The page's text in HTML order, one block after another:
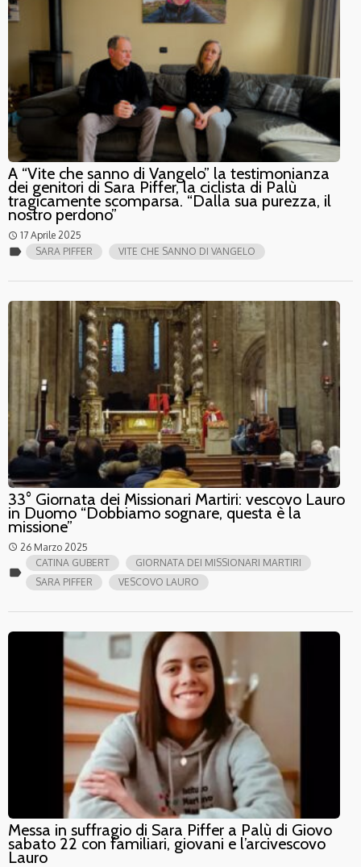
A “Vite che sanno di Vangelo” la testimonianza
dei genitori di Sara Piffer, la ciclista di Palù
tragicamente scomparsa. “Dalla sua purezza, il
nostro perdono”
access_time 17 Aprile 2025
label SARA PIFFER VITE CHE SANNO DI VANGELO
33° Giornata dei Missionari Martiri: vescovo Lauro
in Duomo “Dobbiamo sognare, questa è la
missione”
access_time 26 Marzo 2025
label
CATINA GUBERT
GIORNATA DEI MISSIONARI MARTIRI
SARA PIFFER
VESCOVO LAURO
Messa in suffragio di Sara Piffer a Palù di Giovo
sabato 22 con familiari, giovani e l’arcivescovo
Lauro